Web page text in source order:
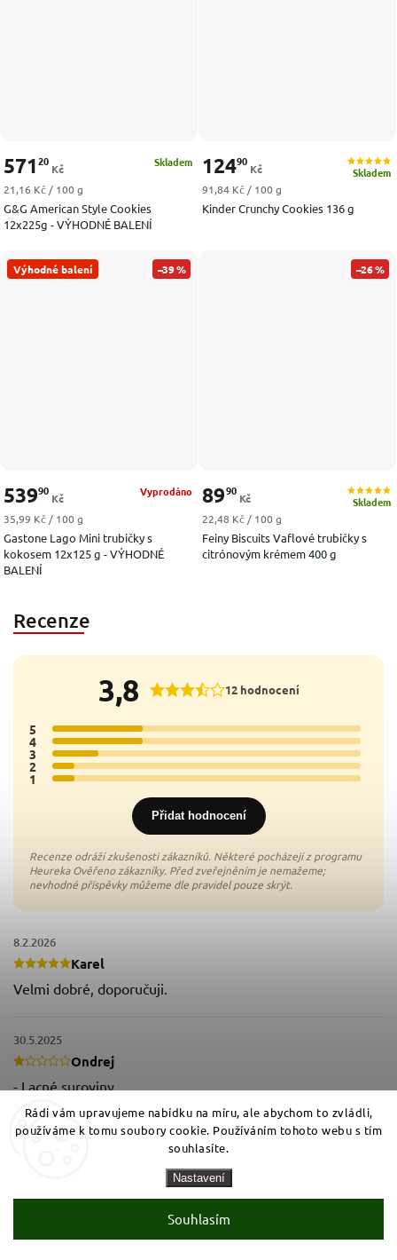
Rádi vám upravujeme nabídku na míru, ale abychom to zvládli,
používáme k tomu soubory cookie. Používáním tohoto webu s tím
souhlasíte.
Nastavení
Souhlasím
G&G American Style Cookies
12x225g - VÝHODNÉ BALENÍ
Skladem
571 20
Kč
Měrná cena:
21,16 Kč / 100 g
Kinder Crunchy Cookies 136 g
Skladem
12490
Kč
Měrná cena:
91,84 Kč / 100 g
Výhodné balení –39 %
Gastone Lago Mini trubičky s
kokosem 12x125 g - VÝHODNÉ
BALENÍ
Vyprodáno
53990
Kč
Měrná cena:
35,99 Kč / 100 g
–26 %
Feiny Biscuits Vaflové trubičky s
citrónovým krémem 400 g
Skladem
8990
Kč
Měrná cena:
22,48 Kč / 100 g
Recenze
3,8 12 hodnocení
5 4x
4 4x
3 2x
2 1x
1 1x
Přidat hodnocení
Karel
8.2.2026
Velmi dobré, doporučuji.
Ondrej
30.5.2025
- Lacné suroviny
27.12.2023